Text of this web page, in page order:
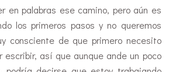
en palabras ese camino, pero aún es
los primeros pasos y no queremos
consciente de que primero necesito
escribir, así que aunque ande un poco